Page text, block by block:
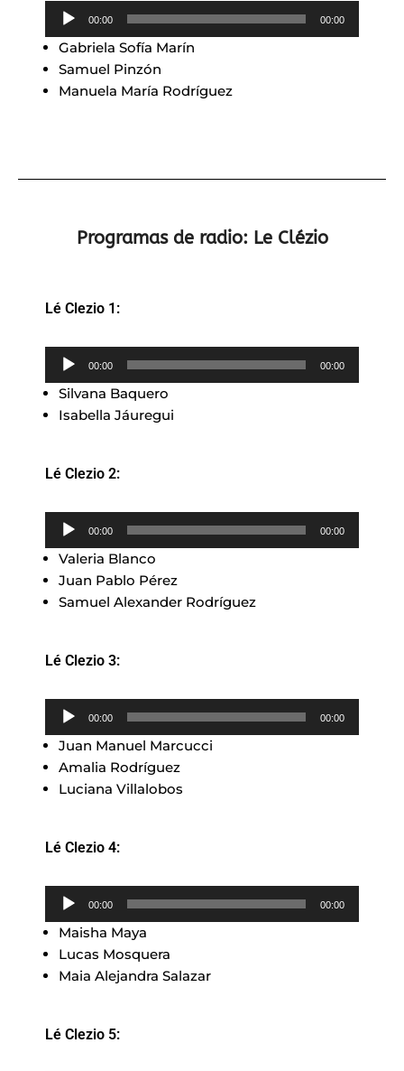
Reproductor
audio
00:00 00:00
Gabriela Sofía Marín
Samuel Pinzón
Manuela María Rodríguez
Programas de radio: Le Clézio
Lé Clezio 1:
Reproductor
audio
00:00 00:00
Silvana Baquero
Isabella Jáuregui
Lé Clezio 2:
Reproductor
audio
00:00 00:00
Valeria Blanco
Juan Pablo Pérez
Samuel Alexander Rodríguez
Lé Clezio 3:
Reproductor
audio
00:00 00:00
Juan Manuel Marcucci
Amalia Rodríguez
Luciana Villalobos
Lé Clezio 4:
Reproductor
audio
00:00 00:00
Maisha Maya
Lucas Mosquera
Maia Alejandra Salazar
Lé Clezio 5: